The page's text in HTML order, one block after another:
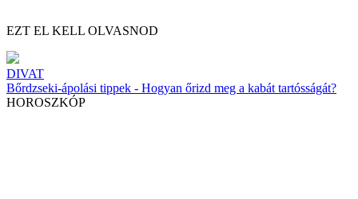
EZT EL KELL OLVASNOD
DIVAT
Bőrdzseki-ápolási tippek - Hogyan őrizd meg a kabát tartósságát?
HOROSZKÓP